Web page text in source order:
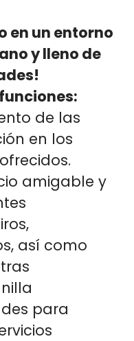
en un entorno
y lleno de
de las
en los
amigable y
así como
para